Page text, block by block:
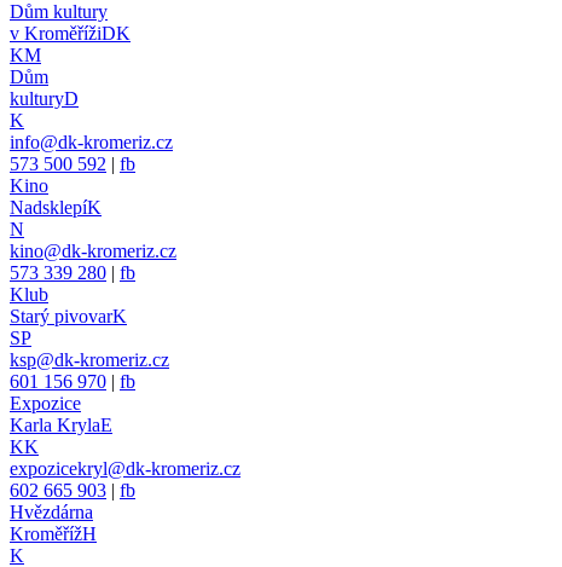
Dům kultury
v KroměřížiDK
KM
Dům
kulturyD
K
info@dk-kromeriz.cz
573 500 592 | fb
Kino
NadsklepíK
N
kino@dk-kromeriz.cz
573 339 280 | fb
Klub
Starý pivovarK
SP
ksp@dk-kromeriz.cz
601 156 970 | fb
Expozice
Karla KrylaE
KK
expozicekryl@dk-kromeriz.cz
602 665 903 | fb
Hvězdárna
KroměřížH
K